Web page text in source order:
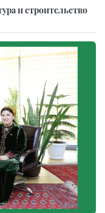
и строительство